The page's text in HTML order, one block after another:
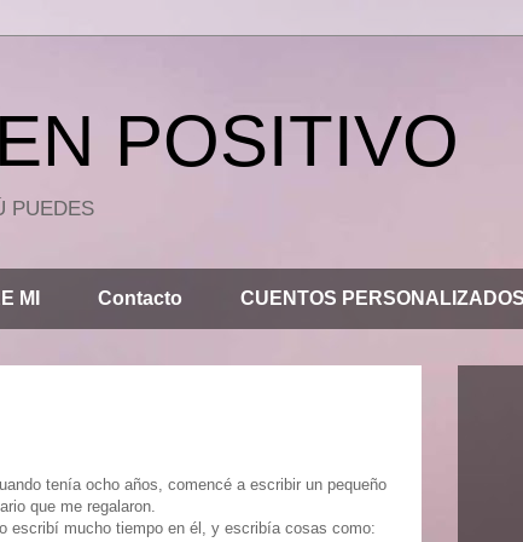
POSITIVO
PUEDES
MI Contacto CUENTOS
tenía ocho años, comencé a escribir un pequeño
que me regalaron.
escribí mucho tiempo en él, y escribía cosas como: